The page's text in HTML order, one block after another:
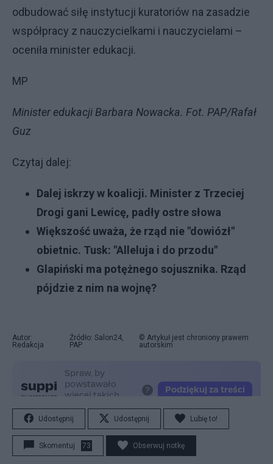
odbudować siłę instytucji kuratoriów na zasadzie
współpracy z nauczycielkami i nauczycielami –
oceniła minister edukacji.
MP
Minister edukacji Barbara Nowacka. Fot. PAP/Rafał
Guz
Czytaj dalej:
Dalej iskrzy w koalicji. Minister z Trzeciej
Drogi gani Lewicę, padły ostre słowa
Większość uważa, że rząd nie "dowiózł"
obietnic. Tusk: "Alleluja i do przodu"
Glapiński ma potężnego sojusznika. Rząd
pójdzie z nim na wojnę?
Autor:
Redakcja
Źródło: Salon24,
PAP
© Artykuł jest chroniony prawem
autorskim
Udostępnij Udostępnij Lubię to!
Skomentuj 73 Obserwuj notkę